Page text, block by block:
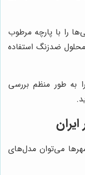
را با پارچه مرطوب
ضدزنگ استفاده
به طور منظم بررسی
می‌توان مدل‌های